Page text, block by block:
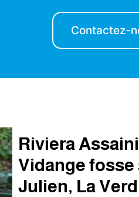
Contactez-
Riviera
Vidange
Julien, La